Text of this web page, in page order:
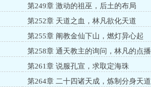
第249章 激动的祖巫，后土的布局
第252章 天道之血，林凡欲化天道
第255章 阐教金仙下山，燃灯异心起
第258章 通天教主的询问，林凡的点播
第261章 说服孔宣，求取定海珠
第264章 二十四诸天成，炼制分身天道